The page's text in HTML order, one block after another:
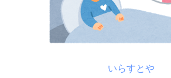
いらすとや